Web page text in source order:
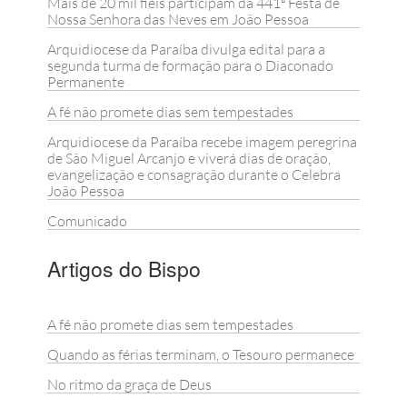
Nossa Senhora das Neves em João Pessoa
Arquidiocese da Paraíba divulga edital para a
segunda turma de formação para o Diaconado
Permanente
A fé não promete dias sem tempestades
Arquidiocese da Paraíba recebe imagem peregrina
de São Miguel Arcanjo e viverá dias de oração,
evangelização e consagração durante o Celebra
João Pessoa
Comunicado
Artigos do Bispo
A fé não promete dias sem tempestades
Quando as férias terminam, o Tesouro permanece
No ritmo da graça de Deus